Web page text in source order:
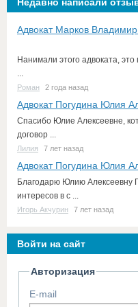
Адвокат Марков
Нанимали этого адвоката,
...
Роман 2 года назад
Адвокат Погудина Юлия
Спасибо Юлие Алексеевне,
договор ...
Лилия 7 лет назад
Адвокат Погудина Юлия
Благодарю Юлию Алексеевну
интересов в с ...
Игорь Акчурин 7 лет назад
Войти на сайт
Авторизация
E-mail